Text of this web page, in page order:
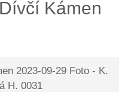
Kámen
2023-09-29 Foto - K.
H. 0031